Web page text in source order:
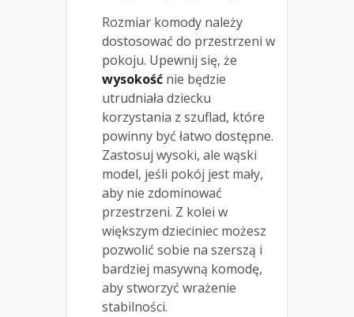
Rozmiar komody należy
dostosować do przestrzeni w
pokoju. Upewnij się, że
wysokość nie będzie
utrudniała dziecku
korzystania z szuflad, które
powinny być łatwo dostępne.
Zastosuj wysoki, ale wąski
model, jeśli pokój jest mały,
aby nie zdominować
przestrzeni. Z kolei w
większym dzieciniec możesz
pozwolić sobie na szerszą i
bardziej masywną komodę,
aby stworzyć wrażenie
stabilności.